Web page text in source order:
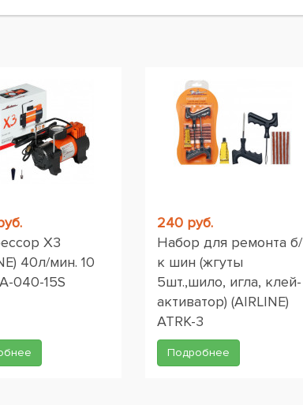
X3
40л/мин. 10
040-15S
240 руб.
Набор для ремонта б/
к шин (жгуты
5шт.,шило, игла, клей-
активатор) (AIRLINE)
ATRK-3
Подробнее